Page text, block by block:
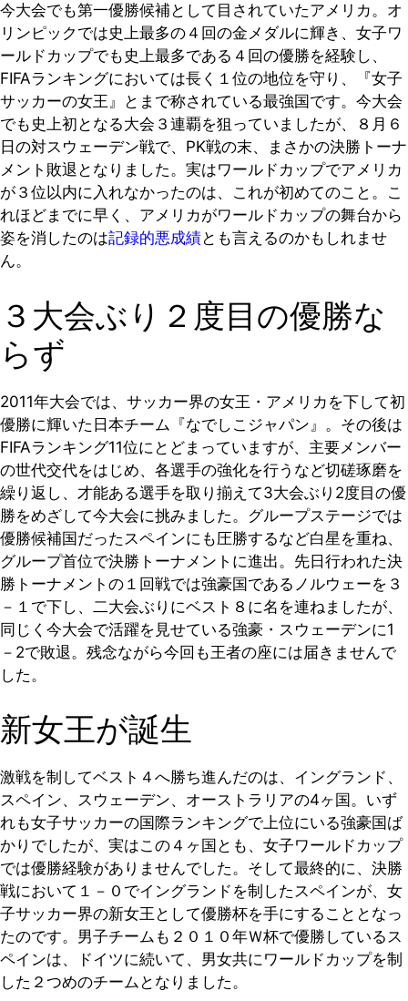
今大会でも第一優勝候補として目されていたアメリカ。オ
リンピックでは史上最多の４回の金メダルに輝き、女子ワ
ールドカップでも史上最多である４回の優勝を経験し、
FIFAランキングにおいては長く１位の地位を守り、『女子
サッカーの女王』とまで称されている最強国です。今大会
でも史上初となる大会３連覇を狙っていましたが、８月６
日の対スウェーデン戦で、PK戦の末、まさかの決勝トーナ
メント敗退となりました。実はワールドカップでアメリカ
が３位以内に入れなかったのは、これが初めてのこと。こ
れほどまでに早く、アメリカがワールドカップの舞台から
姿を消したのは記録的悪成績とも言えるのかもしれませ
ん。
３大会ぶり２度目の優勝な
らず
2011年大会では、サッカー界の女王・アメリカを下して初
優勝に輝いた日本チーム『なでしこジャパン』。その後は
FIFAランキング11位にとどまっていますが、主要メンバー
の世代交代をはじめ、各選手の強化を行うなど切磋琢磨を
繰り返し、才能ある選手を取り揃えて3大会ぶり2度目の優
勝をめざして今大会に挑みました。グループステージでは
優勝候補国だったスペインにも圧勝するなど白星を重ね、
グループ首位で決勝トーナメントに進出。先日行われた決
勝トーナメントの１回戦では強豪国であるノルウェーを３
－１で下し、二大会ぶりにベスト８に名を連ねましたが、
同じく今大会で活躍を見せている強豪・スウェーデンに1
－2で敗退。残念ながら今回も王者の座には届きませんで
した。
新女王が誕生
激戦を制してベスト４へ勝ち進んだのは、イングランド、
スペイン、スウェーデン、オーストラリアの4ヶ国。いず
れも女子サッカーの国際ランキングで上位にいる強豪国ば
かりでしたが、実はこの４ヶ国とも、女子ワールドカップ
では優勝経験がありませんでした。そして最終的に、決勝
戦において１－０でイングランドを制したスペインが、女
子サッカー界の新女王として優勝杯を手にすることとなっ
たのです。男子チームも２０１０年Ｗ杯で優勝しているス
ペインは、ドイツに続いて、男女共にワールドカップを制
した２つめのチームとなりました。